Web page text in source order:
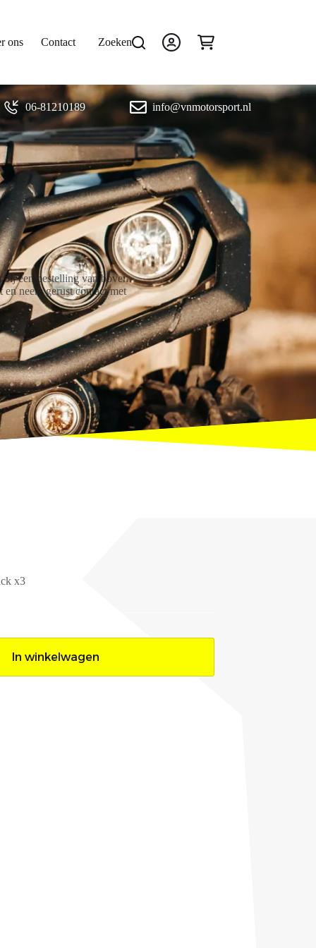
ons Contact Zoeken Winkelwagen
een bestelling van boven
neem gerust contact met
06-81210189 info@vnmotorsport.nl
x3
In winkelwagen